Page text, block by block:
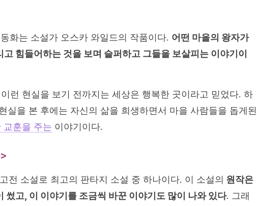
화는 소설가 오스카 와일드의 작품이다. 어떤 마을의 왕자가
힘들어하는 것을 보며 슬퍼하고 그들을 보살피는 이야기이
런 현실을 보기 전까지는 세상은 행복한 곳이라고 믿었다. 하
실을 본 후에는 자신의 삶을 희생하면서 마을 사람들을 돕게된
교훈을 주는 이야기이다.
전 소설로 최고의 판타지 소설 중 하나이다. 이 소설의 원작은
썼고, 이 이야기를 조금씩 바꾼 이야기도 많이 나와 있다. 그래